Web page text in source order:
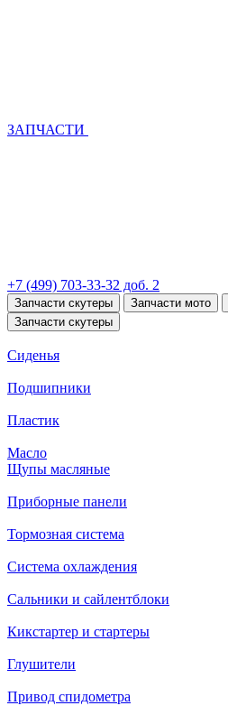
ЗАПЧАСТИ
+7 (499) 703-33-32 доб. 2
Запчасти скутеры Запчасти мото
Запчасти скутеры
Сиденья
Подшипники
Пластик
Масло
Щупы масляные
Приборные панели
Тормозная система
Система охлаждения
Сальники и сайлентблоки
Кикстартер и стартеры
Глушители
Привод спидометра